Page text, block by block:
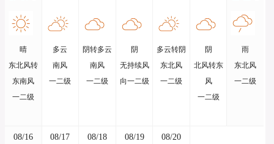
晴
东北风转
东南风
一二级
多云
南风
一二级
阴转多云
南风
一二级
阴
无持续风
向一二级
多云转阴
东北风
一二级
阴
北风转东
风
一二级
雨
东北风
一二级
08/16 08/17 08/18 08/19 08/20